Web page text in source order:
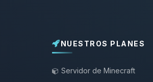
NUESTROS PLANES
Servidor de Minecraft